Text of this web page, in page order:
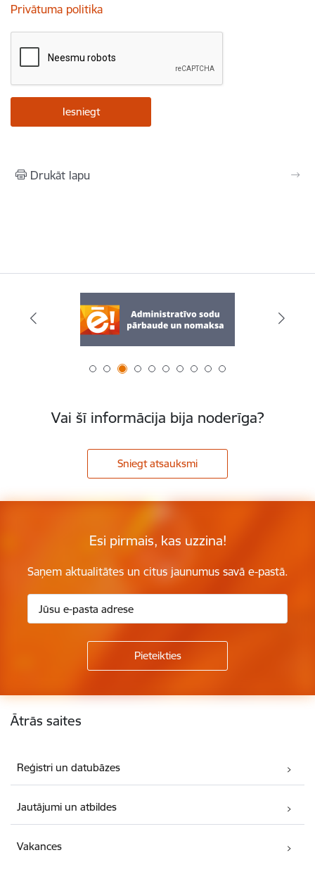
Privātuma politika
Drukāt lapu
Vai šī informācija bija noderīga?
Sniegt atsauksmi
Esi pirmais, kas uzzina!
Saņem aktualitātes un citus jaunumus savā e-pastā.
Kājene
Ātrās saites
Reģistri un datubāzes
Jautājumi un atbildes
Vakances